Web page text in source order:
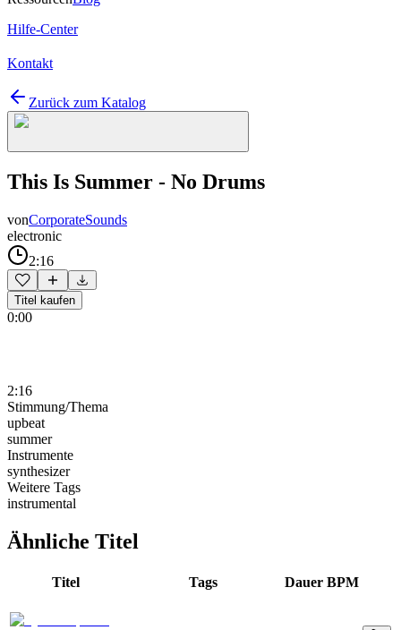
Hilfe-Center
Kontakt
Zurück zum Katalog
This Is Summer - No Drums
vonCorporateSounds
electronic
2:16
Titel kaufen
0:00
2:16
Stimmung/Thema
upbeat
summer
Instrumente
synthesizer
Weitere Tags
instrumental
Ähnliche Titel
Titel Tags Dauer BPM